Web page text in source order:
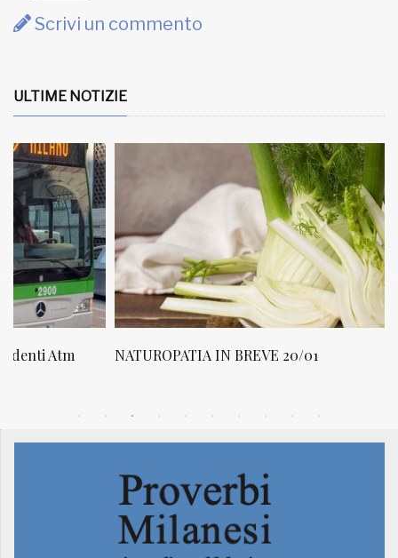
Scrivi un commento
ULTIME NOTIZIE
NATUROPATIA IN BREVE 20/01